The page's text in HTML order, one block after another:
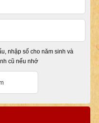
nhập số cho năm sinh và
cũ nếu nhớ